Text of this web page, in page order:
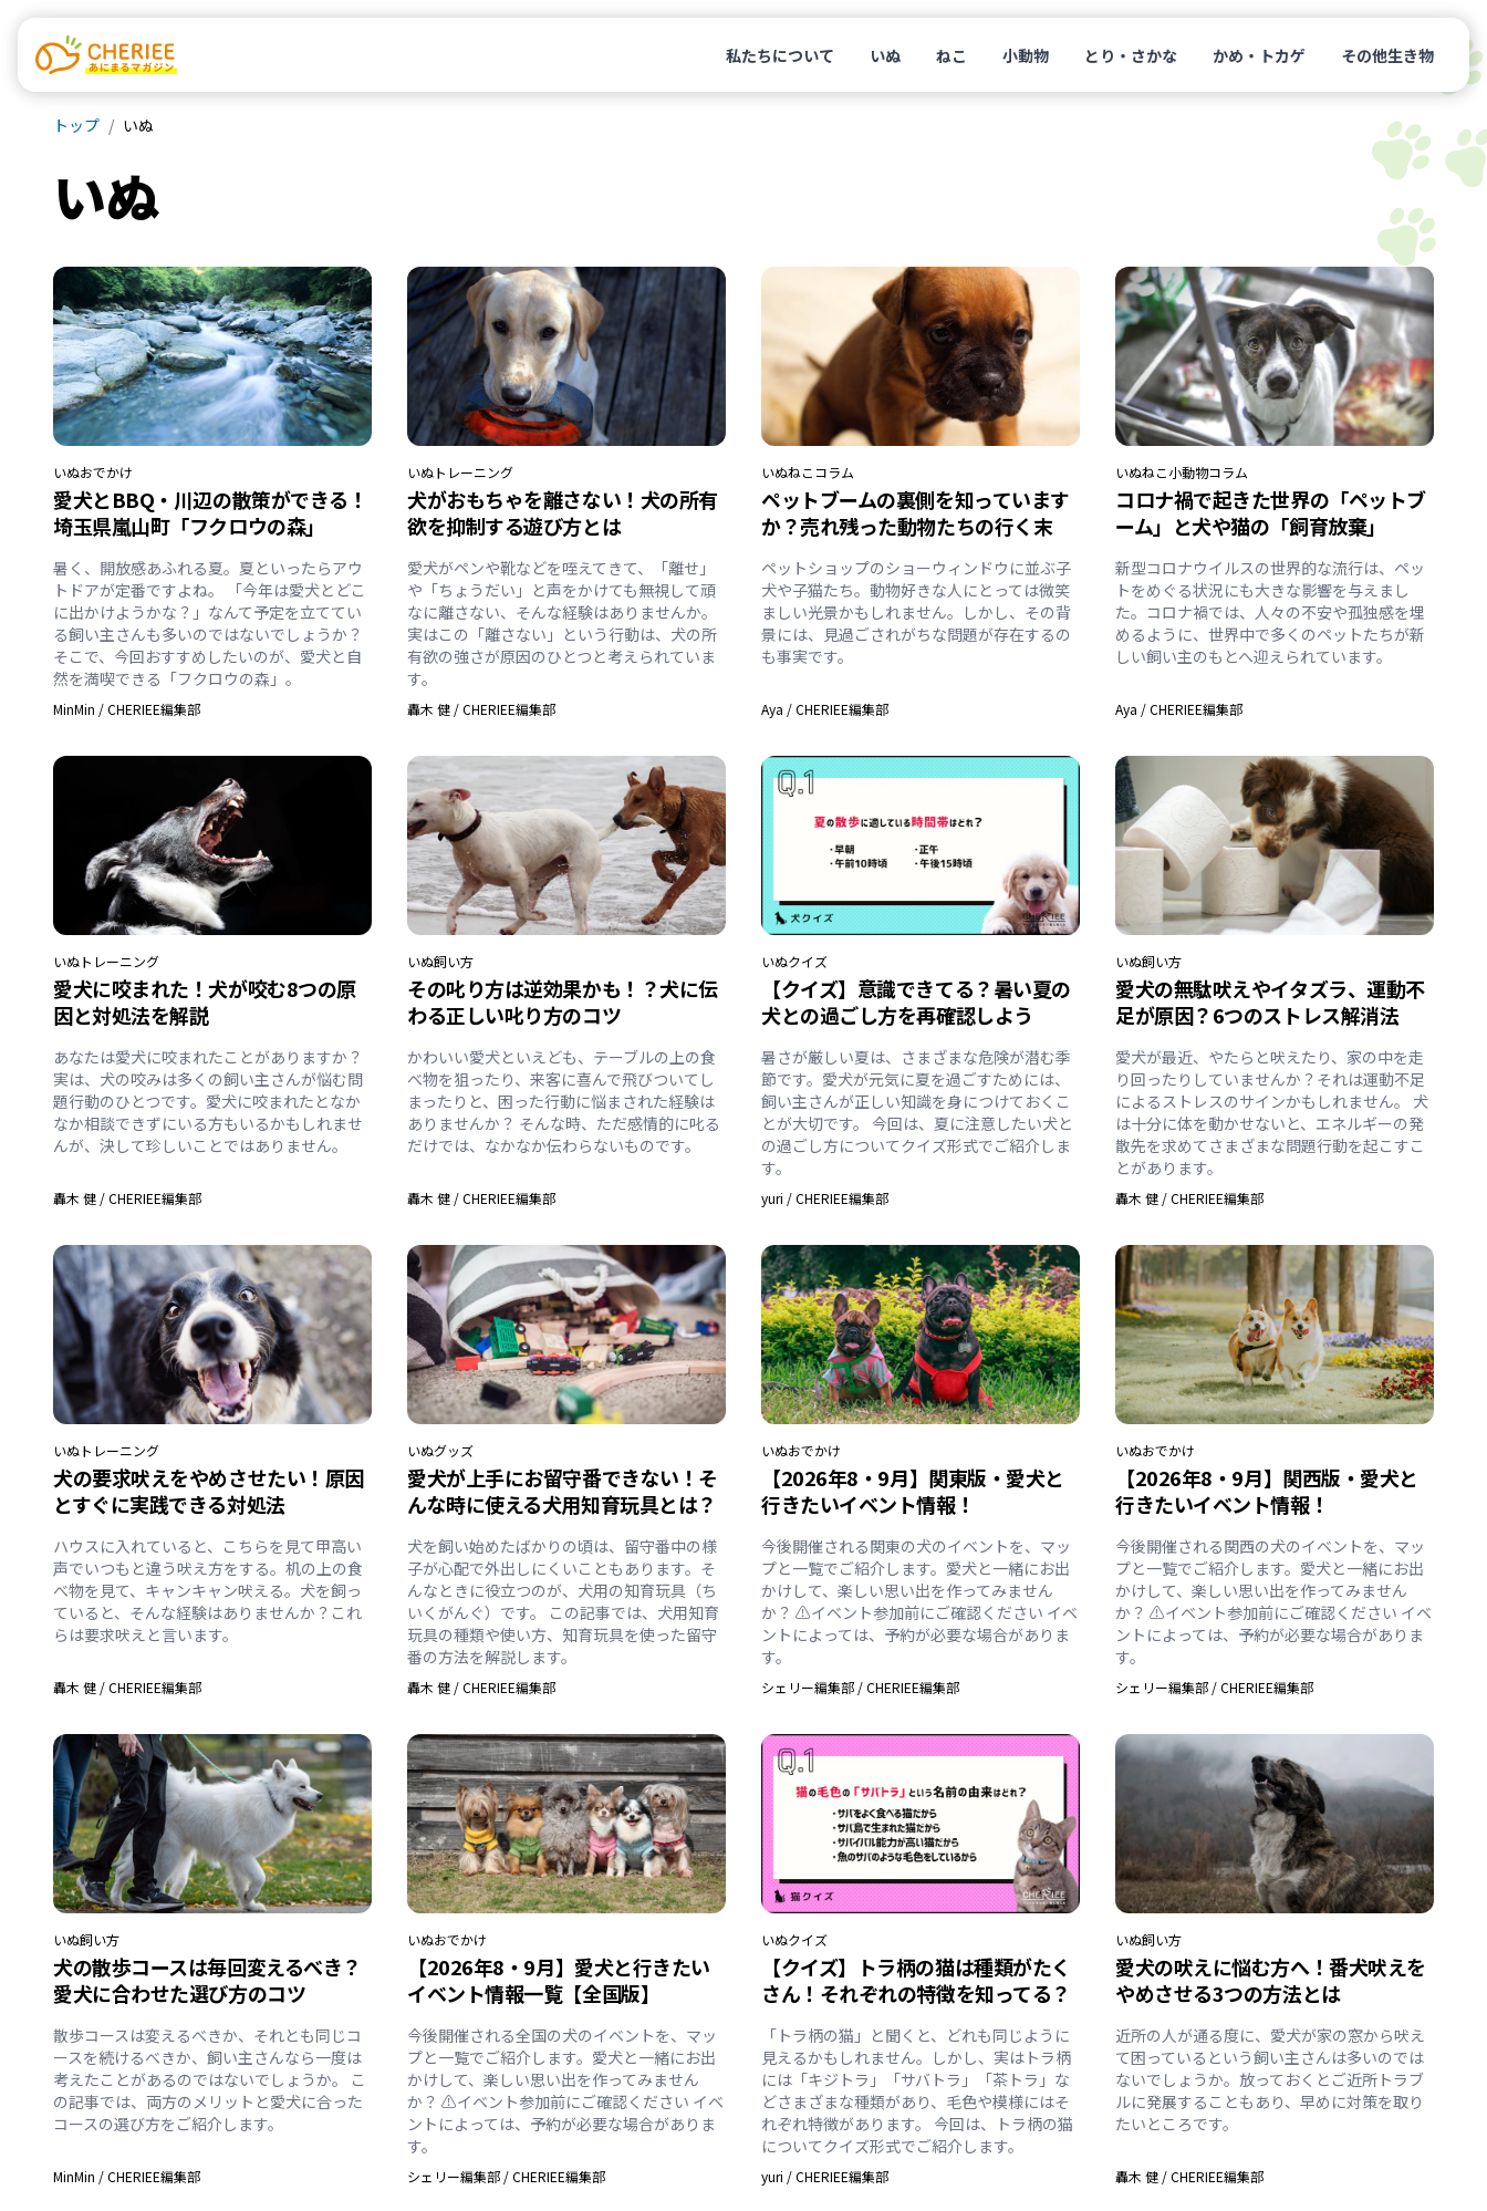
私たちについて いぬ ねこ 小動物 とり・さかな かめ・トカゲ その他生き物
トップ いぬ
いぬ
いぬおでかけ
愛犬とBBQ・川辺の散策ができる！
埼玉県嵐山町「フクロウの森」
暑く、開放感あふれる夏。夏といったらアウ
トドアが定番ですよね。 「今年は愛犬とどこ
に出かけようかな？」なんて予定を立ててい
る飼い主さんも多いのではないでしょうか？
そこで、今回おすすめしたいのが、愛犬と自
然を満喫できる「フクロウの森」。
MinMin /CHERIEE編集部
いぬトレーニング
犬がおもちゃを離さない！犬の所有
欲を抑制する遊び方とは
愛犬がペンや靴などを咥えてきて、「離せ」
や「ちょうだい」と声をかけても無視して頑
なに離さない、そんな経験はありませんか。
実はこの「離さない」という行動は、犬の所
有欲の強さが原因のひとつと考えられていま
す。
轟木 健 /CHERIEE編集部
いぬねこコラム
ペットブームの裏側を知っています
か？売れ残った動物たちの行く末
ペットショップのショーウィンドウに並ぶ子
犬や子猫たち。動物好きな人にとっては微笑
ましい光景かもしれません。しかし、その背
景には、見過ごされがちな問題が存在するの
も事実です。
Aya /CHERIEE編集部
いぬねこ小動物コラム
コロナ禍で起きた世界の「ペットブ
ーム」と犬や猫の「飼育放棄」
新型コロナウイルスの世界的な流行は、ペッ
トをめぐる状況にも大きな影響を与えまし
た。コロナ禍では、人々の不安や孤独感を埋
めるように、世界中で多くのペットたちが新
しい飼い主のもとへ迎えられています。
Aya /CHERIEE編集部
いぬトレーニング
愛犬に咬まれた！犬が咬む8つの原
因と対処法を解説
あなたは愛犬に咬まれたことがありますか？
実は、犬の咬みは多くの飼い主さんが悩む問
題行動のひとつです。愛犬に咬まれたとなか
なか相談できずにいる方もいるかもしれませ
んが、決して珍しいことではありません。
轟木 健 /CHERIEE編集部
いぬ飼い方
その叱り方は逆効果かも！？犬に伝
わる正しい叱り方のコツ
かわいい愛犬といえども、テーブルの上の食
べ物を狙ったり、来客に喜んで飛びついてし
まったりと、困った行動に悩まされた経験は
ありませんか？ そんな時、ただ感情的に叱る
だけでは、なかなか伝わらないものです。
轟木 健 /CHERIEE編集部
いぬクイズ
【クイズ】意識できてる？暑い夏の
犬との過ごし方を再確認しよう
暑さが厳しい夏は、さまざまな危険が潜む季
節です。愛犬が元気に夏を過ごすためには、
飼い主さんが正しい知識を身につけておくこ
とが大切です。 今回は、夏に注意したい犬と
の過ごし方についてクイズ形式でご紹介しま
す。
yuri /CHERIEE編集部
いぬ飼い方
愛犬の無駄吠えやイタズラ、運動不
足が原因？6つのストレス解消法
愛犬が最近、やたらと吠えたり、家の中を走
り回ったりしていませんか？それは運動不足
によるストレスのサインかもしれません。 犬
は十分に体を動かせないと、エネルギーの発
散先を求めてさまざまな問題行動を起こすこ
とがあります。
轟木 健 /CHERIEE編集部
いぬトレーニング
犬の要求吠えをやめさせたい！原因
とすぐに実践できる対処法
ハウスに入れていると、こちらを見て甲高い
声でいつもと違う吠え方をする。机の上の食
べ物を見て、キャンキャン吠える。犬を飼っ
ていると、そんな経験はありませんか？これ
らは要求吠えと言います。
轟木 健 /CHERIEE編集部
いぬグッズ
愛犬が上手にお留守番できない！そ
んな時に使える犬用知育玩具とは？
犬を飼い始めたばかりの頃は、留守番中の様
子が心配で外出しにくいこともあります。そ
んなときに役立つのが、犬用の知育玩具（ち
いくがんぐ）です。 この記事では、犬用知育
玩具の種類や使い方、知育玩具を使った留守
番の方法を解説します。
轟木 健 /CHERIEE編集部
いぬおでかけ
【2026年8・9月】関東版・愛犬と
行きたいイベント情報！
今後開催される関東の犬のイベントを、マッ
プと一覧でご紹介します。愛犬と一緒にお出
かけして、楽しい思い出を作ってみません
か？ ⚠️イベント参加前にご確認ください イベ
ントによっては、予約が必要な場合がありま
す。
シェリー編集部 /CHERIEE編集部
いぬおでかけ
【2026年8・9月】関西版・愛犬と
行きたいイベント情報！
今後開催される関西の犬のイベントを、マッ
プと一覧でご紹介します。愛犬と一緒にお出
かけして、楽しい思い出を作ってみません
か？ ⚠️イベント参加前にご確認ください イベ
ントによっては、予約が必要な場合がありま
す。
シェリー編集部 /CHERIEE編集部
いぬ飼い方
犬の散歩コースは毎回変えるべき？
愛犬に合わせた選び方のコツ
散歩コースは変えるべきか、それとも同じコ
ースを続けるべきか、飼い主さんなら一度は
考えたことがあるのではないでしょうか。 こ
の記事では、両方のメリットと愛犬に合った
コースの選び方をご紹介します。
MinMin /CHERIEE編集部
いぬおでかけ
【2026年8・9月】愛犬と行きたい
イベント情報一覧【全国版】
今後開催される全国の犬のイベントを、マッ
プと一覧でご紹介します。愛犬と一緒にお出
かけして、楽しい思い出を作ってみません
か？ ⚠️イベント参加前にご確認ください イベ
ントによっては、予約が必要な場合がありま
す。
シェリー編集部 /CHERIEE編集部
いぬクイズ
【クイズ】トラ柄の猫は種類がたく
さん！それぞれの特徴を知ってる？
「トラ柄の猫」と聞くと、どれも同じように
見えるかもしれません。しかし、実はトラ柄
には「キジトラ」「サバトラ」「茶トラ」な
どさまざまな種類があり、毛色や模様にはそ
れぞれ特徴があります。 今回は、トラ柄の猫
についてクイズ形式でご紹介します。
yuri /CHERIEE編集部
いぬ飼い方
愛犬の吠えに悩む方へ！番犬吠えを
やめさせる3つの方法とは
近所の人が通る度に、愛犬が家の窓から吠え
て困っているという飼い主さんは多いのでは
ないでしょうか。放っておくとご近所トラブ
ルに発展することもあり、早めに対策を取り
たいところです。
轟木 健 /CHERIEE編集部